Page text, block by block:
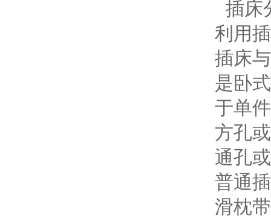
插床
利用
插床
是卧
于单
方孔
通孔
普通
滑枕